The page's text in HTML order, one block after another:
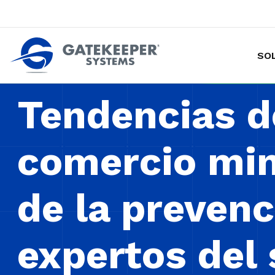
Tendencias
comercio
de la
expertos del